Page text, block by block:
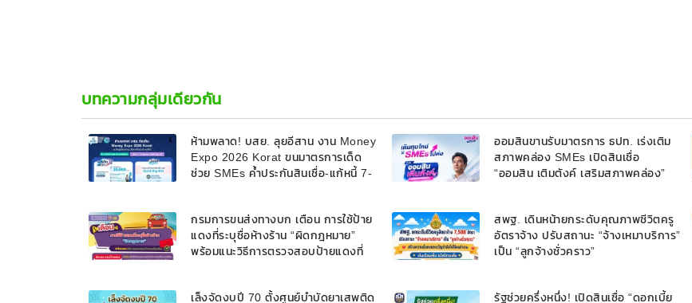
บทความกลุ่มเดียวกัน
ห้ามพลาด! บสย. ลุยอีสาน งาน Money
Expo 2026 Korat ขนมาตรการเด็ด
ช่วย SMEs ค้ำประกันสินเชื่อ-แก้หนี้ 7-
ออมสินขานรับมาตรการ ธปท. เร่งเติม
สภาพคล่อง SMEs เปิดสินเชื่อ
“ออมสิน เติมตังค์ เสริมสภาพคล่อง”
หลักประกัน ผ่อนนานสูงสุด 10 ปี
กรมการขนส่งทางบก เตือน การใช้ป้าย
แดงที่ระบุชื่อห้างร้าน “ผิดกฎหมาย”
พร้อมแนะวิธีการตรวจสอบป้ายแดงที่
สพฐ. เดินหน้ายกระดับคุณภาพชีวิตครู
อัตราจ้าง ปรับสถานะ “จ้างเหมาบริการ”
เป็น “ลูกจ้างชั่วคราว”
เล็งจัดงบปี 70 ตั้งศูนย์บำบัดยาเสพติด รัฐช่วยครึ่งหนึ่ง! เปิดสินเชื่อ “ดอกเบี้ย